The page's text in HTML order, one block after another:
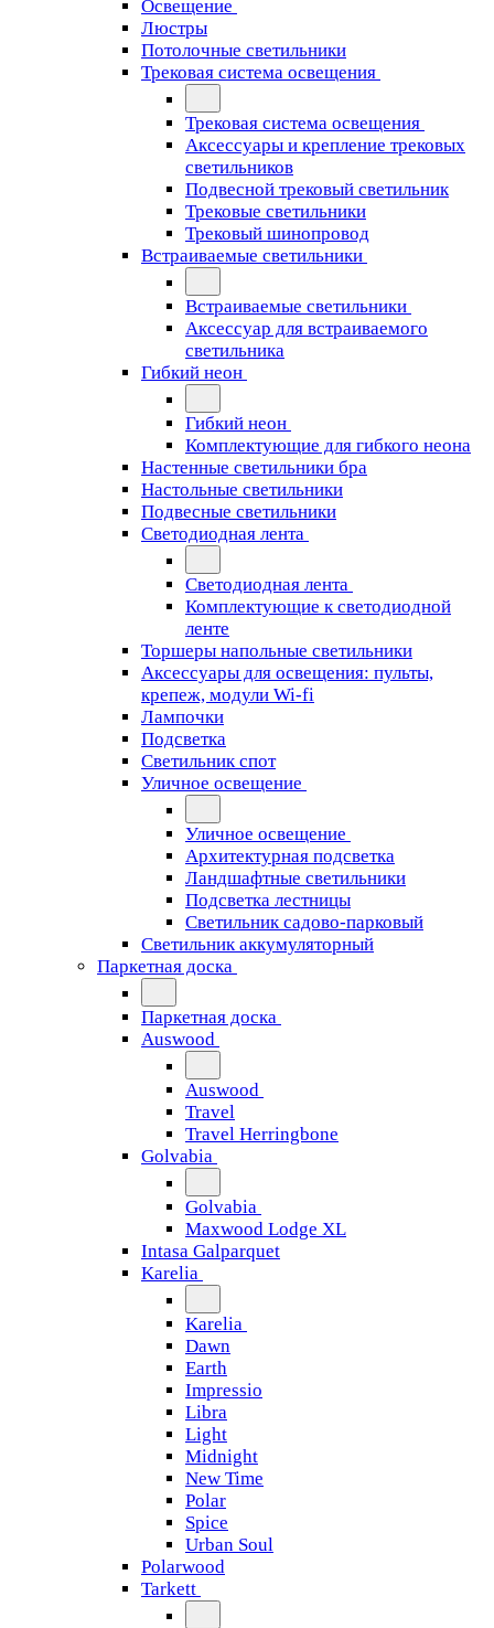
Освещение
Люстры
Потолочные светильники
Трековая система освещения
Трековая система освещения
Аксессуары и крепление трековых
светильников
Подвесной трековый светильник
Трековые светильники
Трековый шинопровод
Встраиваемые светильники
Встраиваемые светильники
Аксессуар для встраиваемого
светильника
Гибкий неон
Гибкий неон
Комплектующие для гибкого неона
Настенные светильники бра
Настольные светильники
Подвесные светильники
Светодиодная лента
Светодиодная лента
Комплектующие к светодиодной
ленте
Торшеры напольные светильники
Аксессуары для освещения: пульты,
крепеж, модули Wi-fi
Лампочки
Подсветка
Светильник спот
Уличное освещение
Уличное освещение
Архитектурная подсветка
Ландшафтные светильники
Подсветка лестницы
Светильник садово-парковый
Светильник аккумуляторный
Паркетная доска
Паркетная доска
Auswood
Auswood
Travel
Travel Herringbone
Golvabia
Golvabia
Maxwood Lodge XL
Intasa Galparquet
Karelia
Karelia
Dawn
Earth
Impressio
Libra
Light
Midnight
New Time
Polar
Spice
Urban Soul
Polarwood
Tarkett